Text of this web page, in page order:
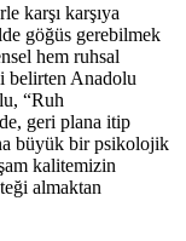
karşı karşıya
göğüs gerebilmek
hem ruhsal
belirten Anadolu
“Ruh
geri plana itip
büyük bir psikolojik
kalitemizin
almaktan